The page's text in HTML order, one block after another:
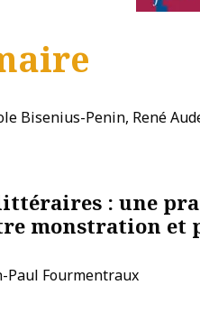
Bisenius-Penin, René
: une
monstration et
Paul Fourmentraux